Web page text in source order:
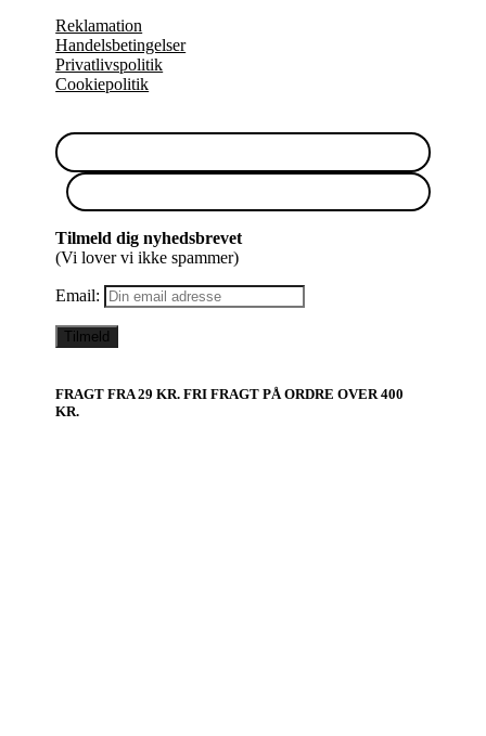
Reklamation
Handelsbetingelser
Privatlivspolitik
Cookiepolitik
Tilmeld dig nyhedsbrevet
(Vi lover vi ikke spammer)
Email:
FRAGT FRA 29 KR. FRI FRAGT PÅ ORDRE OVER 400
KR.